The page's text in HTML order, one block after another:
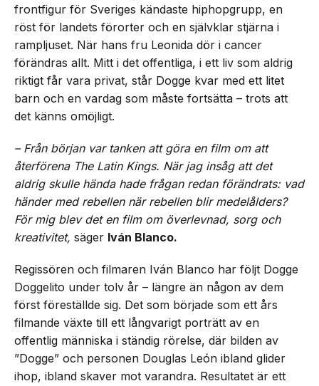
frontfigur för Sveriges kändaste hiphopgrupp, en
röst för landets förorter och en självklar stjärna i
rampljuset. När hans fru Leonida dör i cancer
förändras allt. Mitt i det offentliga, i ett liv som aldrig
riktigt får vara privat, står Dogge kvar med ett litet
barn och en vardag som måste fortsätta – trots att
det känns omöjligt.
– Från början var tanken att göra en film om att
återförena The Latin Kings. När jag insåg att det
aldrig skulle hända hade frågan redan förändrats: vad
händer med rebellen när rebellen blir medelålders?
För mig blev det en film om överlevnad, sorg och
kreativitet, säger Iván Blanco.
Regissören och filmaren Iván Blanco har följt Dogge
Doggelito under tolv år – längre än någon av dem
först föreställde sig. Det som började som ett års
filmande växte till ett långvarigt porträtt av en
offentlig människa i ständig rörelse, där bilden av
”Dogge” och personen Douglas León ibland glider
ihop, ibland skaver mot varandra. Resultatet är ett